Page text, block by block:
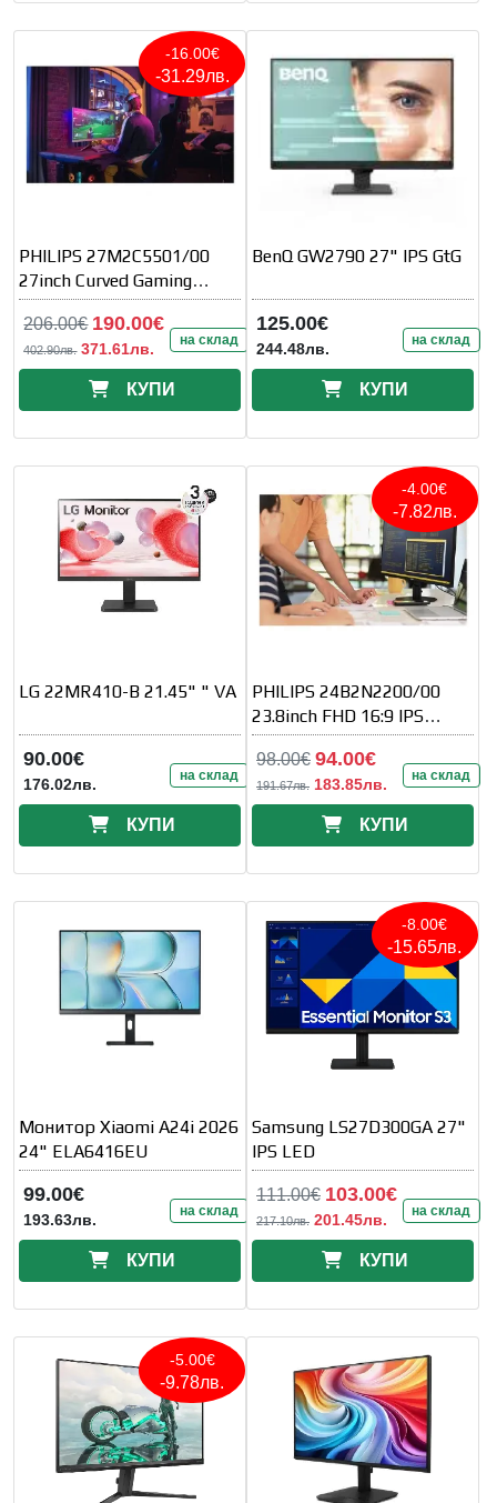
-16.00€
-31.29лв.
PHILIPS 27M2C5501/00
27inch Curved Gaming
Monitor 2560x1440 180Hz
206.00€ 190.00€
402.90лв. 371.61лв. на склад
КУПИ
BenQ GW2790 27" IPS GtG
125.00€
244.48лв. на склад
КУПИ
LG 22MR410-B 21.45" " VA
90.00€
176.02лв. на склад
КУПИ
-4.00€
-7.82лв.
PHILIPS 24B2N2200/00
23.8inch FHD 16:9 IPS
120Hz D-SUB
98.00€ 94.00€
191.67лв. 183.85лв. на склад
КУПИ
Монитор Xiaomi A24i 2026
24" ELA6416EU
99.00€
193.63лв. на склад
КУПИ
-8.00€
-15.65лв.
Samsung LS27D300GA 27"
IPS LED
111.00€ 103.00€
217.10лв. 201.45лв. на склад
КУПИ
-5.00€
-9.78лв.